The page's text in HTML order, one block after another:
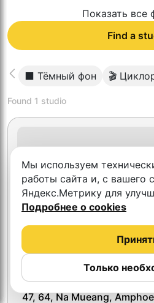
Показать все
Find a
⬛️ Тёмный фон 🎬
Found 1 studio
South House
47, 64, Na Mueang,
Мы используем
работы сайта и, с вашего
Яндекс.Метрику для
Подробнее о cookies
Только